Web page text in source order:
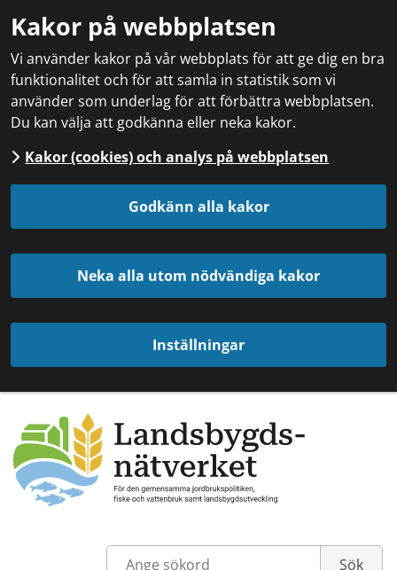
Kakor på webbplatsen
Vi använder kakor på vår webbplats för att ge dig en bra
funktionalitet och för att samla in statistik som vi
använder som underlag för att förbättra webbplatsen.
Du kan välja att godkänna eller neka kakor.
Kakor (cookies) och analys på webbplatsen
Godkänn alla kakor
Neka alla utom nödvändiga kakor
Inställningar